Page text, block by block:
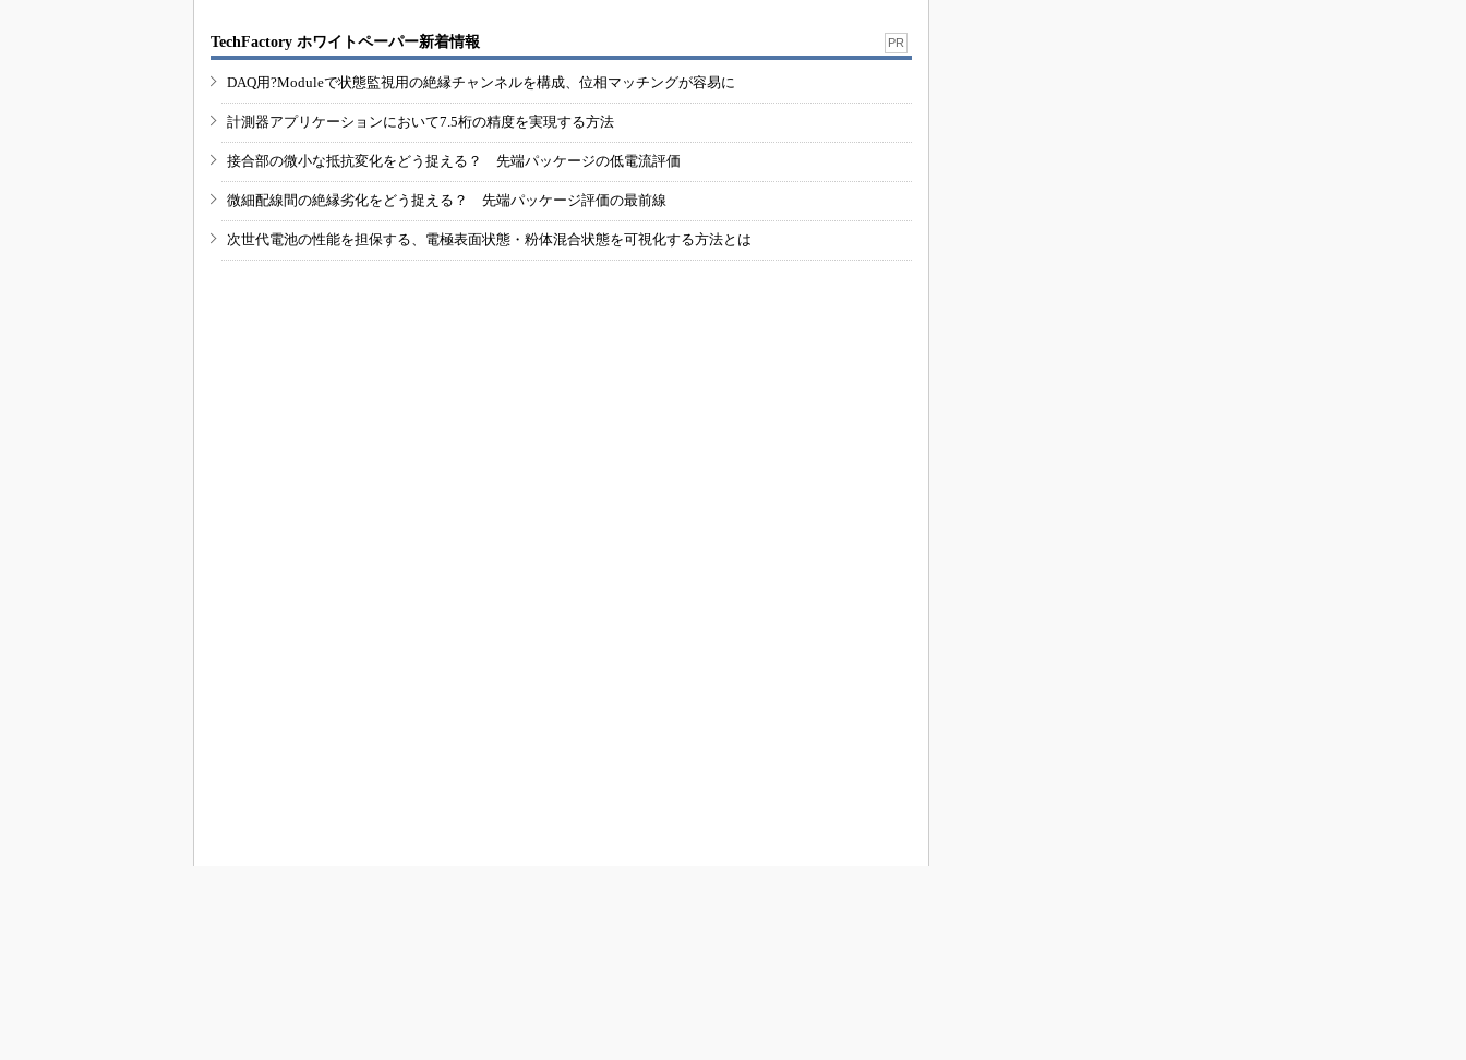
TechFactory ホワイトペーパー新着情報 PR
DAQ用?Moduleで状態監視用の絶縁チャンネルを構成、位相マッチングが容易に
計測器アプリケーションにおいて7.5桁の精度を実現する方法
接合部の微小な抵抗変化をどう捉える？ 先端パッケージの低電流評価
微細配線間の絶縁劣化をどう捉える？ 先端パッケージ評価の最前線
次世代電池の性能を担保する、電極表面状態・粉体混合状態を可視化する方法とは